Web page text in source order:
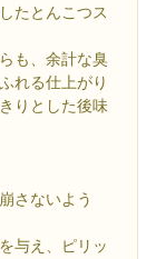
たとんこつス
も、余計な臭
れる仕上がり
りとした後味
さないよう
与え、ピリッ